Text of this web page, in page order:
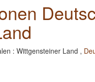
: Wittgensteiner Land ,